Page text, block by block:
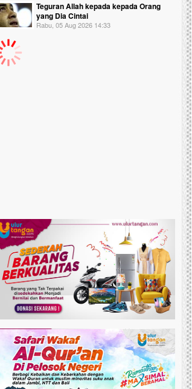
Teguran Allah kepada kepada Orang
yang Dia Cintai
Rabu, 05 Aug 2026 14:33